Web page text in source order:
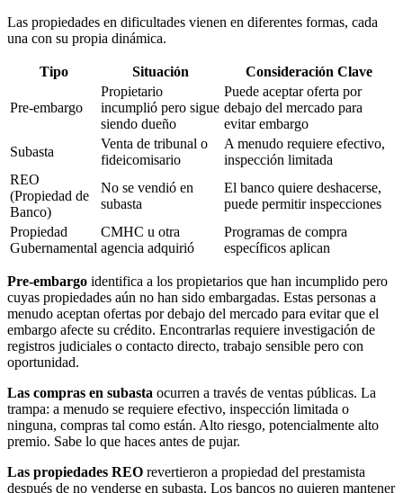
Las propiedades en dificultades vienen en diferentes formas, cada
una con su propia dinámica.
Tipo Situación Consideración Clave
Pre-embargo
Propietario
incumplió pero sigue
siendo dueño
Puede aceptar oferta por
debajo del mercado para
evitar embargo
Subasta
Venta de tribunal o
fideicomisario
A menudo requiere efectivo,
inspección limitada
REO
(Propiedad de
Banco)
No se vendió en
subasta
El banco quiere deshacerse,
puede permitir inspecciones
Propiedad
Gubernamental
CMHC u otra
agencia adquirió
Programas de compra
específicos aplican
Pre-embargo identifica a los propietarios que han incumplido pero
cuyas propiedades aún no han sido embargadas. Estas personas a
menudo aceptan ofertas por debajo del mercado para evitar que el
embargo afecte su crédito. Encontrarlas requiere investigación de
registros judiciales o contacto directo, trabajo sensible pero con
oportunidad.
Las compras en subasta ocurren a través de ventas públicas. La
trampa: a menudo se requiere efectivo, inspección limitada o
ninguna, compras tal como están. Alto riesgo, potencialmente alto
premio. Sabe lo que haces antes de pujar.
Las propiedades REO revertieron a propiedad del prestamista
después de no venderse en subasta. Los bancos no quieren mantener